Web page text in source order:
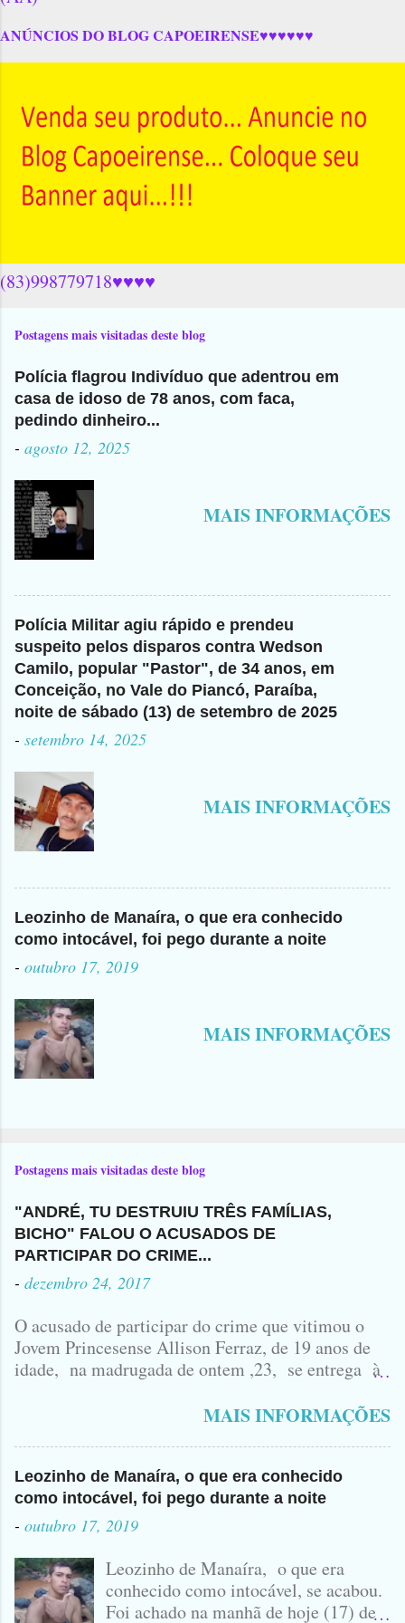
ANÚNCIOS DO BLOG CAPOEIRENSE♥♥♥♥♥♥
(83)998779718♥♥♥♥
Postagens mais visitadas deste blog
Polícia flagrou Indivíduo que adentrou em
casa de idoso de 78 anos, com faca,
pedindo dinheiro...
- agosto 12, 2025
MAIS INFORMAÇÕES
Polícia Militar agiu rápido e prendeu
suspeito pelos disparos contra Wedson
Camilo, popular "Pastor", de 34 anos, em
Conceição, no Vale do Piancó, Paraíba,
noite de sábado (13) de setembro de 2025
- setembro 14, 2025
MAIS INFORMAÇÕES
Leozinho de Manaíra, o que era conhecido
como intocável, foi pego durante a noite
- outubro 17, 2019
MAIS INFORMAÇÕES
Postagens mais visitadas deste blog
"ANDRÉ, TU DESTRUIU TRÊS FAMÍLIAS,
BICHO" FALOU O ACUSADOS DE
PARTICIPAR DO CRIME...
- dezembro 24, 2017
O acusado de participar do crime que vitimou o
Jovem Princesense Allison Ferraz, de 19 anos de
idade, na madrugada de ontem ,23, se entrega à
vulgo ( CORRÓ ) falou como tudo aconteceu ...
MAIS INFORMAÇÕES
Leozinho de Manaíra, o que era conhecido
como intocável, foi pego durante a noite
- outubro 17, 2019
Leozinho de Manaíra, o que era
conhecido como intocável, se acabou.
Foi achado na manhã de hoje (17) de